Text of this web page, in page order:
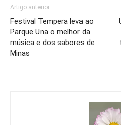
Artigo anterior
Festival Tempera leva ao
Parque Una o melhor da
música e dos sabores de
Minas